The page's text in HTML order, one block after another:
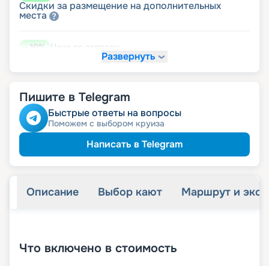
Скидки за размещение на дополнительных
места
10% Цена по запросу
Скидка медицинскимработникам
Развернуть
Пишите в Telegram
Быстрые ответы на вопросы
Поможем с выбором круиза
Написать в Telegram
Описание Выбор кают Маршрут и
Что включено в стоимость